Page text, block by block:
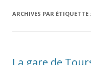
ARCHIVES PAR ÉTIQUETTE :
La gare de